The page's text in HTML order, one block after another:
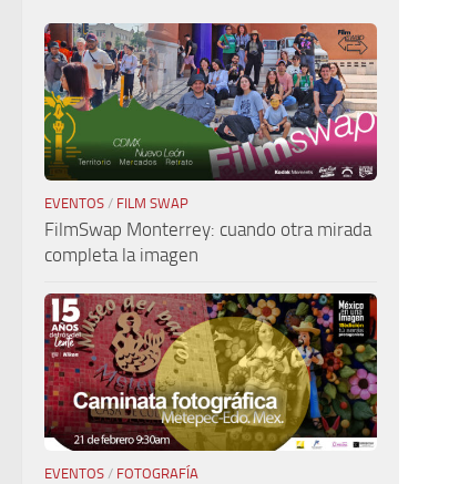
EVENTOS / FILM SWAP
FilmSwap Monterrey: cuando otra mirada
completa la imagen
EVENTOS / FOTOGRAFÍA